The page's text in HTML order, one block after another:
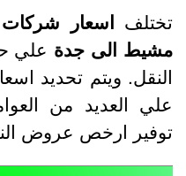
اسعار شركات
الى جدةعلي
ويتم تحديد
العديد من
ارخص عروض